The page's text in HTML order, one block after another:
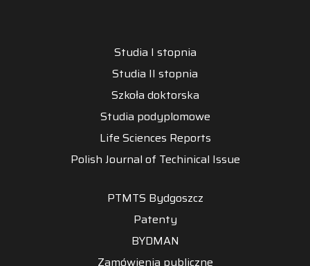
Studia I stopnia
Studia II stopnia
Szkoła doktorska
Studia podyplomowe
Life Sciences Reports
Polish Journal of Techinical Issue
PTMTS Bydgoszcz
Patenty
BYDMAN
Zamówienia publiczne